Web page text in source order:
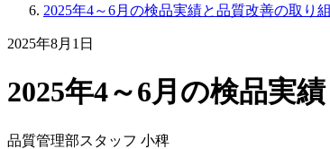
2025年4～6月の検品実績と品質改善の取り
2025年8月1日
2025年4～6月の検品実
品質管理部スタッフ 小稗